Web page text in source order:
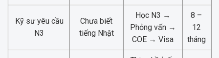
Kỹ sư yêu cầu
N3
Chưa biết
tiếng Nhật
Học N3 →
Phỏng vấn →
COE → Visa
8 –
12
tháng